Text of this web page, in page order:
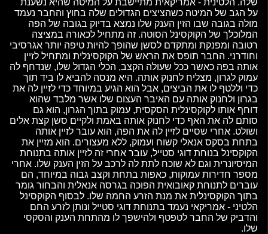
על הגב של המיטה כשהציצים הגדולים שלה בחוץ והחבר נעמד
מולה בגובה שבו הזין הענק שלו נמצא בדיוק בגובה של הפה
המלוכלך של הקוקסינל הסוטה. זה מתחיל לכאורה במציצה
רטובה ומפנקת ומתקדם לסשן שהופך להיות טיפה יותר אגרסיבי
וחודרני. החבר תופס את הראש של הקוקסינלית ומתחיל לזיין
אותה בפה כאשר ככל שעולה הקצב, הכלי הגדול שלו, שנדחף לה
עמוק לגרון, מצליח לחנוק אותה. היא מנסה להביא לו ביד תוך
כדי וללטף לו את הביצים, אבל הוא הגיע במיוחד כדי לזיין לה את
בגרון ולחנוק אותה עם האיבר העצום שלו אשר מלבד שהוא
דוחף אותו לקוקסינלית הסקסית, עמוק בתוך הגרון, הוא גם
סותם לה את האף כדי לחנוק אותה באמת ולקיים סשן קצת אלים
ושולט. אחרי שסיים לזיין לה את הפה, הוא עובר לזיין אותה
בתחת בסקס אנאלי קשוח ועמוק, ללא מעצורים. הוא מזיין את
הקוקסינל בנוחת דוגי סטייל, עובר אחרי זה לזיין אותה בתנוחת
המיסיונרית וגם לא שוכח לתת לה לרכב על הזין הענק שלו. אחרי
מספר חדירות עמוקות, כאפות בתחת וקצב גבוה במיוחד, הם
עוברים לתנוחת קאובואית הפוכה בגרסה אנאלית והבחור גומר
בתוך הקוקסינלית את מנת הזרע החמה שלו. לבסוף הקוקסינל
הלטיני - אמריקאי נעמד בתנוחת דוגי סטייל ונותן לזרע החם
והדביק של החבר לטפטף ולהישפך לו מהתחת הענק והסקסי
שלו.